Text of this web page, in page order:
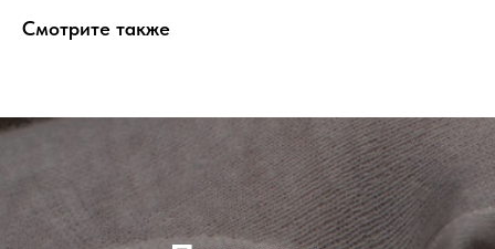
Смотрите также